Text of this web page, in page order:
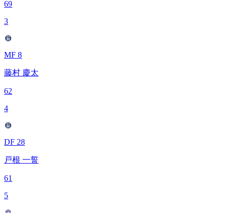
69
3
MF 8
藤村 慶太
62
4
DF 28
戸根 一誓
61
5